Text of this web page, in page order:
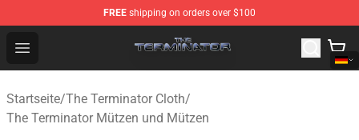
FREE shipping on orders over $100
Open menu
The Terminator Store - Official The Terminator
Startseite/The Terminator Cloth/
The Terminator Mützen und Mützen